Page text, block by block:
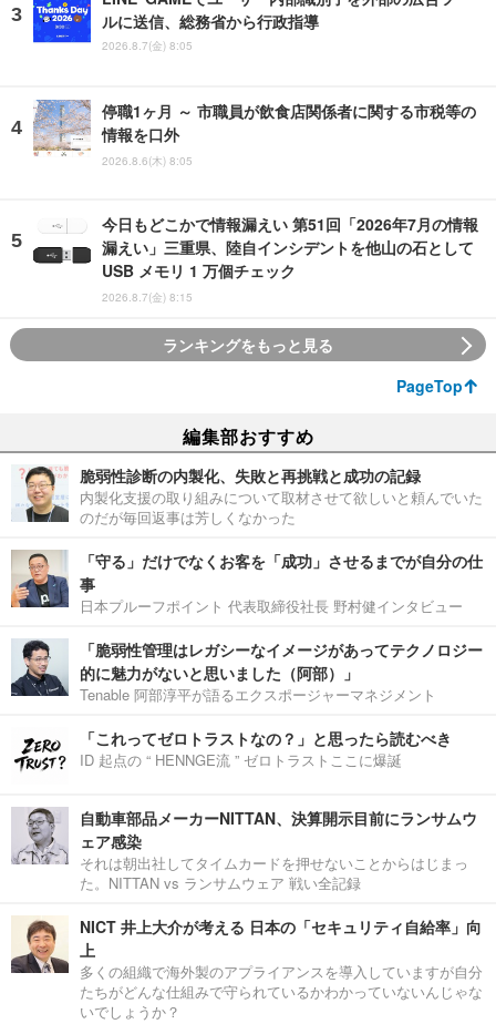
ルに送信、総務省から行政指導
2026.8.7(金) 8:05
停職1ヶ月 ～ 市職員が飲食店関係者に関する市税等の
情報を口外
2026.8.6(木) 8:05
今日もどこかで情報漏えい 第51回「2026年7月の情報
漏えい」三重県、陸自インシデントを他山の石として
USB メモリ 1 万個チェック
2026.8.7(金) 8:15
ランキングをもっと見る
PageTop
編集部おすすめ
脆弱性診断の内製化、失敗と再挑戦と成功の記録
内製化支援の取り組みについて取材させて欲しいと頼んでいた
のだが毎回返事は芳しくなかった
「守る」だけでなくお客を「成功」させるまでが自分の仕
事
日本プルーフポイント 代表取締役社長 野村健インタビュー
「脆弱性管理はレガシーなイメージがあってテクノロジー
的に魅力がないと思いました（阿部）」
Tenable 阿部淳平が語るエクスポージャーマネジメント
「これってゼロトラストなの？」と思ったら読むべき
ID 起点の “ HENNGE流 ” ゼロトラストここに爆誕
自動車部品メーカーNITTAN、決算開示目前にランサムウ
ェア感染
それは朝出社してタイムカードを押せないことからはじまっ
た。NITTAN vs ランサムウェア 戦い全記録
NICT 井上大介が考える 日本の「セキュリティ自給率」向
上
多くの組織で海外製のアプライアンスを導入していますが自分
たちがどんな仕組みで守られているかわかっていないんじゃな
いでしょうか？